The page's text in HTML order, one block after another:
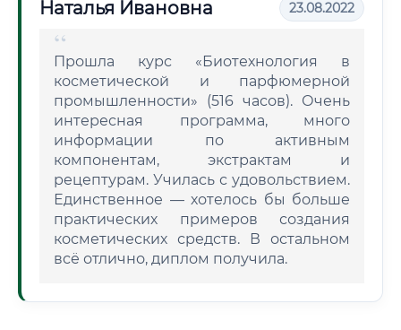
Наталья Ивановна 23.08.2022
Прошла курс «Биотехнология в
косметической и парфюмерной
промышленности» (516 часов). Очень
интересная программа, много
информации по активным
компонентам, экстрактам и
рецептурам. Училась с удовольствием.
Единственное — хотелось бы больше
практических примеров создания
косметических средств. В остальном
всё отлично, диплом получила.